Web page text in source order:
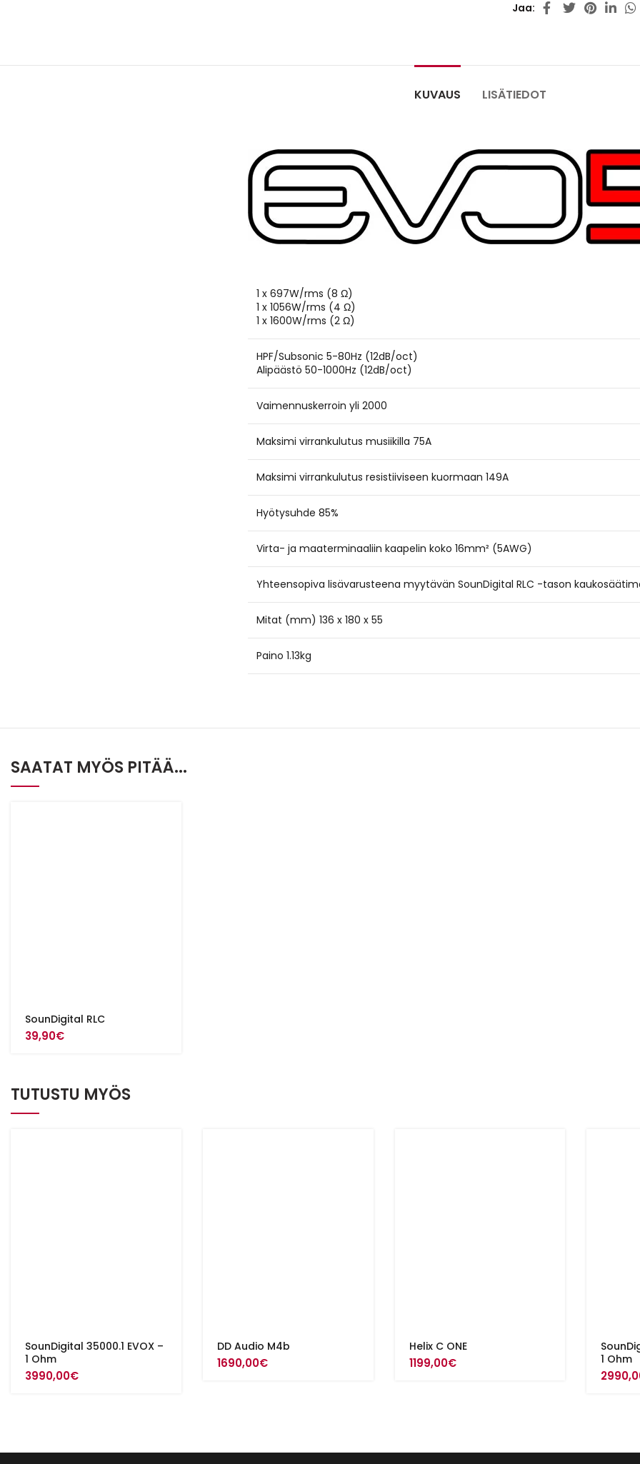
Jaa
KUVAUS LISÄTIEDOT
1 x 697W/rms (8 Ω)
1 x 1056W/rms (4 Ω)
1 x 1600W/rms (2 Ω)
HPF/Subsonic 5-80Hz (12dB/oct)
Alipäästö 50-1000Hz (12dB/oct)
Vaimennuskerroin yli 2000
Maksimi virrankulutus musiikilla 75A
Maksimi virrankulutus resistiiviseen kuormaan 149A
Hyötysuhde 85%
Virta- ja maaterminaaliin kaapelin koko 16mm² (5AWG)
Yhteensopiva lisävarusteena myytävän SounDigital RLC -tason
Mitat (mm) 136 x 180 x 55
Paino 1.13kg
SAATAT MYÖS PITÄÄ...
SounDigital RLC
39,90€
TUTUSTU MYÖS
SounDigital 35000.1 EVOX –
1 Ohm
3990,00€
DD Audio M4b
1690,00€
Helix C ONE
1199,00€
1 Ohm